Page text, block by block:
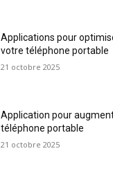
Applications pour
votre téléphone portable
21 octobre 2025
Application pour
téléphone portable
21 octobre 2025